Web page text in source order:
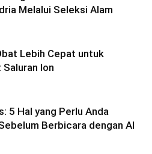
Melalui Seleksi Alam
Lebih Cepat untuk
Ion
5 Hal yang Perlu Anda
Berbicara dengan AI